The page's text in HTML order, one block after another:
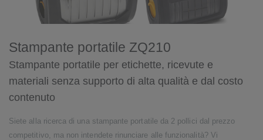
Stampante portatile ZQ210
Stampante portatile per etichette, ricevute e
materiali senza supporto di alta qualità e dal costo
contenuto
Siete alla ricerca di una stampante portatile da 2 pollici dal prezzo
competitivo, ma non intendete rinunciare alle funzionalità? Vi